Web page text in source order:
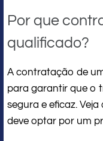
Por que
qualificado?
A contratação de
para garantir que o
segura e eficaz.
deve optar por um